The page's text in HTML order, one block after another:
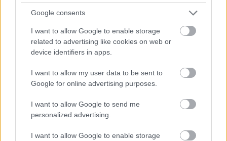
Google consents
I want to allow Google to enable storage
related to advertising like cookies on web or
device identifiers in apps.
I want to allow my user data to be sent to
Google for online advertising purposes.
I want to allow Google to send me
personalized advertising.
I want to allow Google to enable storage
παραλίες, το φαγητό, το ωραιότερο Κάστρο του Αιγαίου, τα πανηγύρια, την
ατμόσφαιρα, και όλα όσα...
- Advertisement -